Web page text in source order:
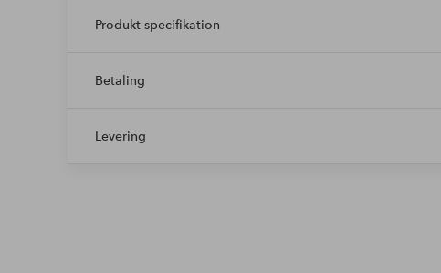
Produkt specifikation
Betaling
Levering